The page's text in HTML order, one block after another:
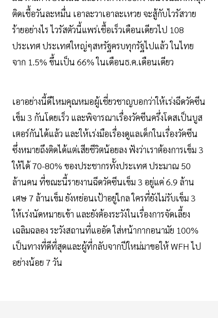
ติดเชื้อวันละหมื่น เอาละวาเอาละเหวย จะสู้กับไวรัสวาย
ร้ายอย่างไร ไวรัสตัวนี้แพร่เชื้อเร็วเดือนเดียวไป 108
ประเทศ ประเทศใหญ่ๆสหรัฐครบทุกรัฐไปแล้ว ในไทย
จาก 1.5% ขึ้นเป็น 66% ในเดือนธ.ค.เดือนเดียว
เอาอย่างนี้ดีไหมคุณหมอผู้เชี่ยวชาญบอกว่าให้เร่งฉีดวัคซีน
เข็ม 3 กันโดยเร็ว และพิจารณาเรื่องวัคซีนครึ่งโดสเป็นบูส
เตอร์กันได้แล้ว และให้เร่งมือเรื่องดูแลเด็กในเรื่องวัคซีน
ซึ่งหมายถึงติดได้แต่เสียชีวิตน้อยลง ฟังว่าเราต้องการเข็ม 3
ให้ได้ 70-80% ของประชากรทั้งประเทศ ประมาณ 50
ล้านคน ที่ขณะนี้รายงานฉีดวัคซีนเข็ม 3 อยู่แค่ 6.9 ล้าน
เศษ 7 ล้านเข็ม ยังหย่อนเป้าอยู่ไกล ใครที่ยังไม่รับเข็ม 3
ให้เร่งนัดหมายเข้า และยังต้องระวังในเรื่องการจัดเลี้ยง
เฉลิมฉลอง ระวังสถานที่แออัด ใส่หน้ากากอนามัย 100%
เป็นทางที่ดีที่สุดและผู้ที่กลับจากปีใหม่มาขอให้ WFH ไป
อย่างน้อย 7 วัน